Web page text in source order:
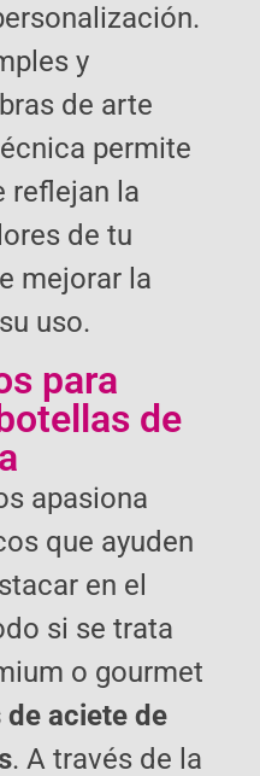
y
de arte
permite
reflejan la
de tu
mejorar la
uso.
para
de
apasiona
que ayuden
en el
si se trata
o gourmet
de aciete de
. A través de la